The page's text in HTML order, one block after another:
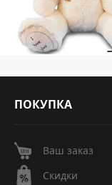
ПОКУПКА
Ваш заказ
Скидки